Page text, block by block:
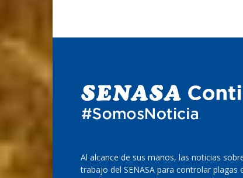
Al alcance de sus manos, las noticias
trabajo del SENASA para controlar plagas